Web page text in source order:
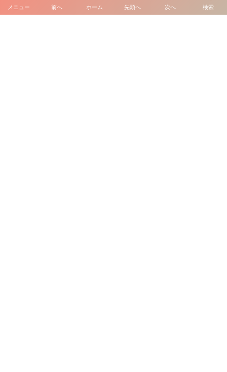
メニュー 検索
前へ ホーム 先頭へ 次へ